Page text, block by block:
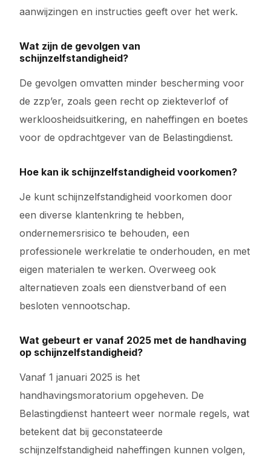
aanwijzingen en instructies geeft over het werk.
Wat zijn de gevolgen van
schijnzelfstandigheid?
De gevolgen omvatten minder bescherming voor
de zzp’er, zoals geen recht op ziekteverlof of
werkloosheidsuitkering, en naheffingen en boetes
voor de opdrachtgever van de Belastingdienst.
Hoe kan ik schijnzelfstandigheid voorkomen?
Je kunt schijnzelfstandigheid voorkomen door
een diverse klantenkring te hebben,
ondernemersrisico te behouden, een
professionele werkrelatie te onderhouden, en met
eigen materialen te werken. Overweeg ook
alternatieven zoals een dienstverband of een
besloten vennootschap.
Wat gebeurt er vanaf 2025 met de handhaving
op schijnzelfstandigheid?
Vanaf 1 januari 2025 is het
handhavingsmoratorium opgeheven. De
Belastingdienst hanteert weer normale regels, wat
betekent dat bij geconstateerde
schijnzelfstandigheid naheffingen kunnen volgen,